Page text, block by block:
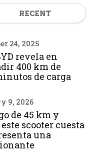
RECENT
24, 2025
revela en
400 km de
de carga
9, 2026
de 45 km y
scooter cuesta
una